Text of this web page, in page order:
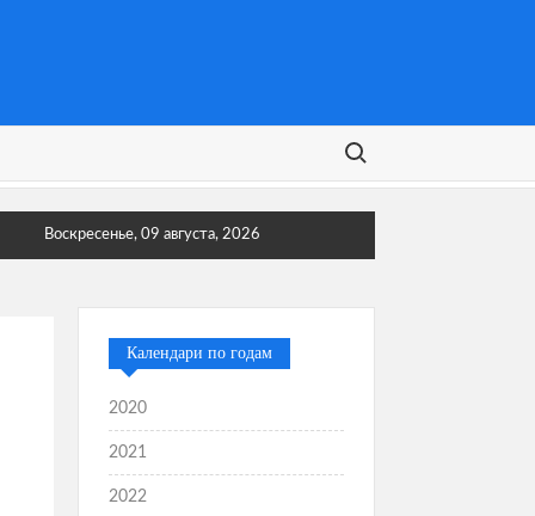
Поиск:
Воскресенье, 09 августа, 2026
Календари по годам
2020
2021
2022